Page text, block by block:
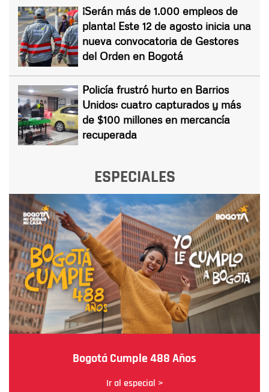
¡Serán más de 1.000 empleos de
planta! Este 12 de agosto inicia una
nueva convocatoria de Gestores
del Orden en Bogotá
Policía frustró hurto en Barrios
Unidos: cuatro capturados y más
de $100 millones en mercancía
recuperada
ESPECIALES
Bogotá Cumple 488 Años
Ir al especial >